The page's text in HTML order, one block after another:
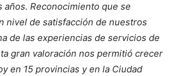
años. Reconocimiento que se
nivel de satisfacción de nuestros
de las experiencias de servicios de
gran valoración nos permitió crecer
en 15 provincias y en la Ciudad